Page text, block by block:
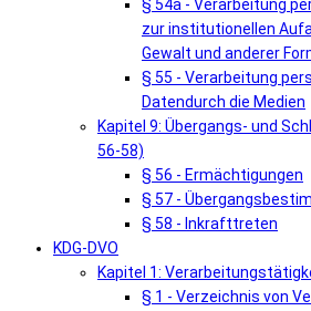
§ 54a - Verarbeitung
zur institutionellen
Gewalt und anderer
§ 55 - Verarbeitung
Datendurch die Medien
Kapitel 9: Übergangs- und
56-58)
§ 56 - Ermächtigungen
§ 57 -
§ 58 - Inkrafttreten
KDG-DVO
Kapitel 1:
§ 1 - Verzeichnis von